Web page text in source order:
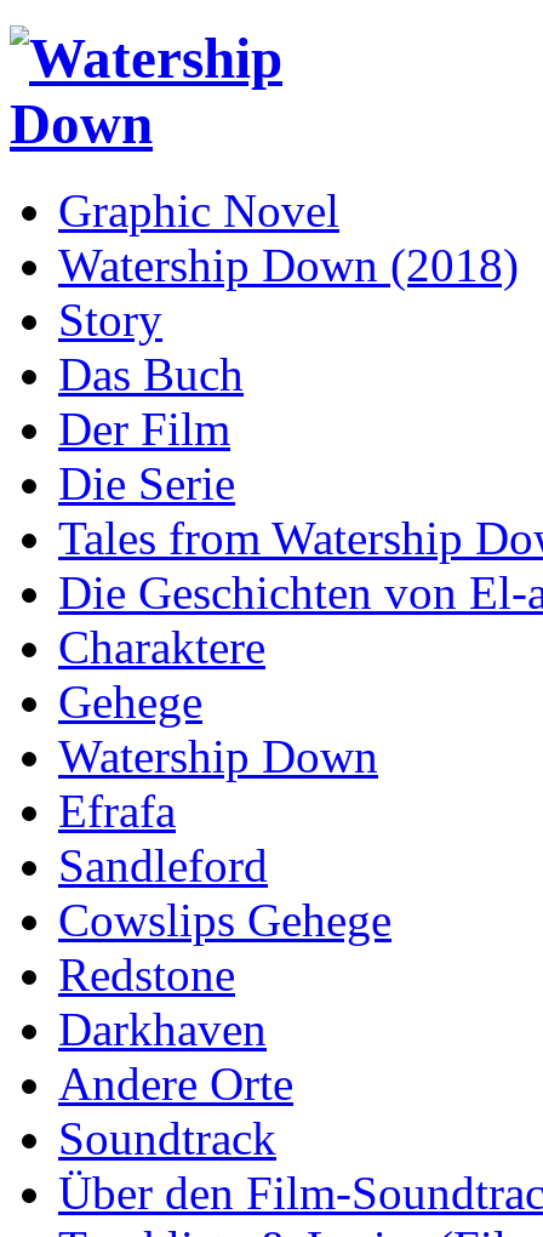
Graphic Novel
Watership Down (2018)
Story
Das Buch
Der Film
Die Serie
Tales from Watership
Die Geschichten von El-
Charaktere
Gehege
Watership Down
Efrafa
Sandleford
Cowslips Gehege
Redstone
Darkhaven
Andere Orte
Soundtrack
Über den Film-